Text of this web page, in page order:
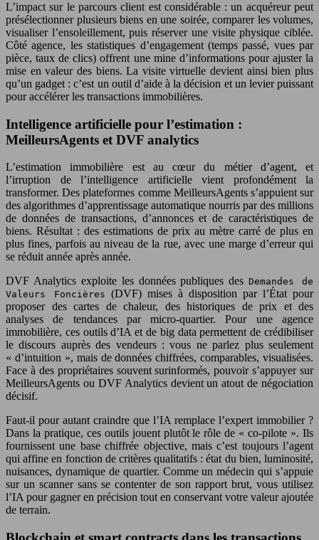
L’impact sur le parcours client est considérable : un acquéreur peut
présélectionner plusieurs biens en une soirée, comparer les volumes,
visualiser l’ensoleillement, puis réserver une visite physique ciblée.
Côté agence, les statistiques d’engagement (temps passé, vues par
pièce, taux de clics) offrent une mine d’informations pour ajuster la
mise en valeur des biens. La visite virtuelle devient ainsi bien plus
qu’un gadget : c’est un outil d’aide à la décision et un levier puissant
pour accélérer les transactions immobilières.
Intelligence artificielle pour l’estimation :
MeilleursAgents et DVF analytics
L’estimation immobilière est au cœur du métier d’agent, et
l’irruption de l’intelligence artificielle vient profondément la
transformer. Des plateformes comme MeilleursAgents s’appuient sur
des algorithmes d’apprentissage automatique nourris par des millions
de données de transactions, d’annonces et de caractéristiques de
biens. Résultat : des estimations de prix au mètre carré de plus en
plus fines, parfois au niveau de la rue, avec une marge d’erreur qui
se réduit année après année.
DVF Analytics exploite les données publiques des Demandes de
Valeurs Foncières (DVF) mises à disposition par l’État pour
proposer des cartes de chaleur, des historiques de prix et des
analyses de tendances par micro-quartier. Pour une agence
immobilière, ces outils d’IA et de big data permettent de crédibiliser
le discours auprès des vendeurs : vous ne parlez plus seulement
« d’intuition », mais de données chiffrées, comparables, visualisées.
Face à des propriétaires souvent surinformés, pouvoir s’appuyer sur
MeilleursAgents ou DVF Analytics devient un atout de négociation
décisif.
Faut-il pour autant craindre que l’IA remplace l’expert immobilier ?
Dans la pratique, ces outils jouent plutôt le rôle de « co-pilote ». Ils
fournissent une base chiffrée objective, mais c’est toujours l’agent
qui affine en fonction de critères qualitatifs : état du bien, luminosité,
nuisances, dynamique de quartier. Comme un médecin qui s’appuie
sur un scanner sans se contenter de son rapport brut, vous utilisez
l’IA pour gagner en précision tout en conservant votre valeur ajoutée
de terrain.